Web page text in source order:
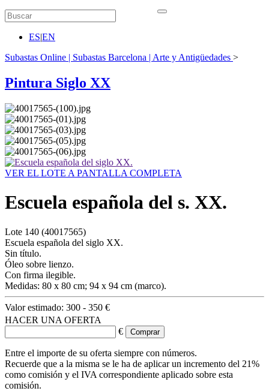
ES|EN
Subastas Online | Subastas Barcelona | Arte y Antigüedades >
Pintura Siglo XX
VER EL LOTE A PANTALLA COMPLETA
Escuela española del s. XX.
Lote 140 (40017565)
Escuela española del siglo XX.
Sin título.
Óleo sobre lienzo.
Con firma ilegible.
Medidas: 80 x 80 cm; 94 x 94 cm (marco).
Valor estimado: 300 - 350 €
HACER UNA OFERTA
€
Entre el importe de su oferta siempre con números.
Recuerde que a la misma se le ha de aplicar un incremento del 21%
como comisión y el IVA correspondiente aplicado sobre esta
comisión.